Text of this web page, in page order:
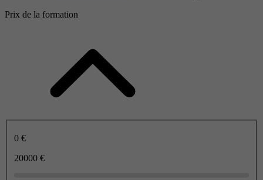
Prix de la formation
0 €
20000 €